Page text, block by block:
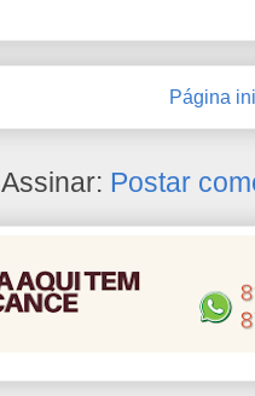
Página
Assinar: Postar